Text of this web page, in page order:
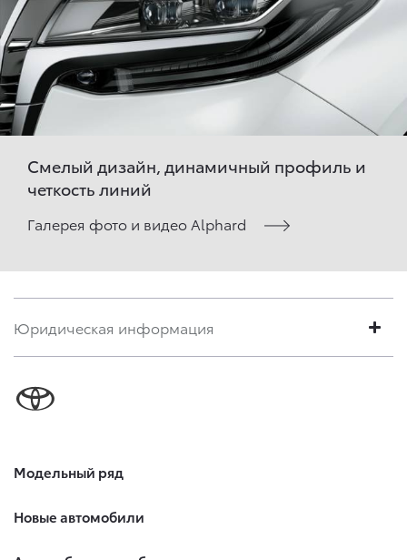
Смелый дизайн, динамичный профиль и
четкость линий
Галерея фото и видео Alphard
Юридическая информация
Модельный ряд
Новые автомобили